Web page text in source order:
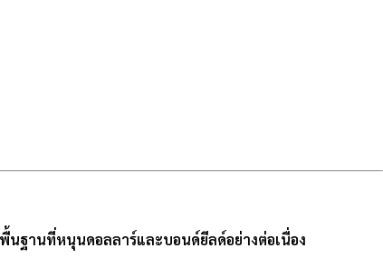
นฐานที่หนุนดอลลาร์และบอนด์ยีลด์อย่างต่อเนื่อง